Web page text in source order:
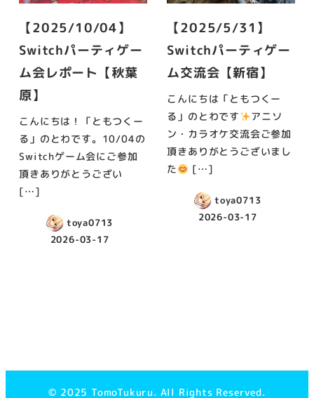
【2025/10/04】
Switchパーティゲー
ム会レポート【秋葉
原】
こんにちは！「ともつくー
る」のとわです。10/04の
Switchゲーム会にご参加
頂きありがとうござい
[…]
toya0713
投稿日
2026-03-17
【2025/5/31】
Switchパーティゲー
ム交流会【新宿】
こんにちは「ともつくー
る」のとわです
️アニソ
ン・カラオケ交流会ご参加
頂きありがとうございまし
た
[…]
toya0713
投稿日
2026-03-17
© 2025 TomoTukuru. All Rights Reserved.